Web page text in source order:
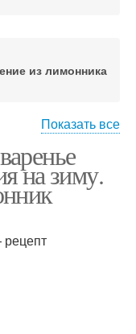
из лимонника
с медом
Показать все
на зиму.
рецепт